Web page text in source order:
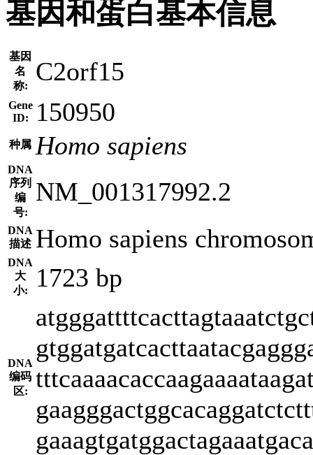
基因和蛋白基本信息
基因
名
称:
C2orf15
Gene
ID:
150950
种属 Homo sapiens
DNA
序列
编
号:
NM_001317992.2
DNA
描述 Homo sapiens
DNA
大
小:
1723 bp
DNA
编码
区: